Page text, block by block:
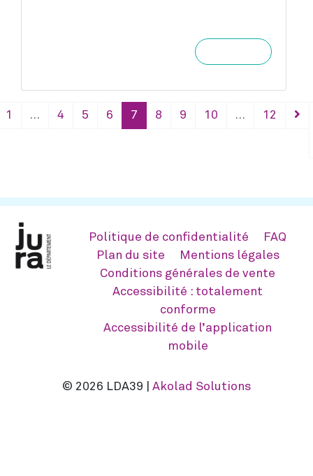
1 … 4 5 6 7 8 9 10 … 12
Politique de confidentialité
FAQ
Plan du site
Mentions légales
Conditions générales de vente
Accessibilité : totalement
conforme
Accessibilité de l’application
mobile
© 2026 LDA39 | Akolad Solutions